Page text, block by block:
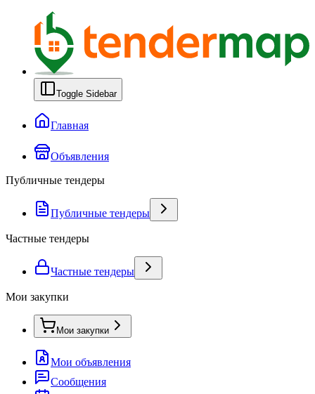
Toggle Sidebar
Главная
Объявления
Публичные тендеры
Публичные тендеры
Частные тендеры
Частные тендеры
Мои закупки
Мои закупки
Мои объявления
Сообщения